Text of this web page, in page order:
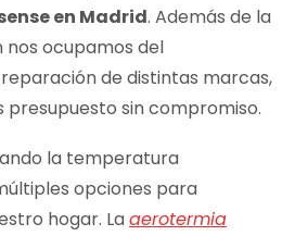
en Madrid. Además de la
ocupamos del
de distintas marcas,
presupuesto sin compromiso.
la temperatura
opciones para
hogar. Laaerotermia